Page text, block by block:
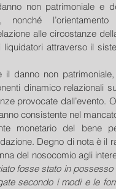
non patrimoniale e
nonché
alle circostanze
attraverso il
danno non
dinamico relazionali
provocate dall’evento.
consistente nel
monetario del bene
Degno di nota è il
del nosocomio agli
fosse stato in
secondo i modi e le